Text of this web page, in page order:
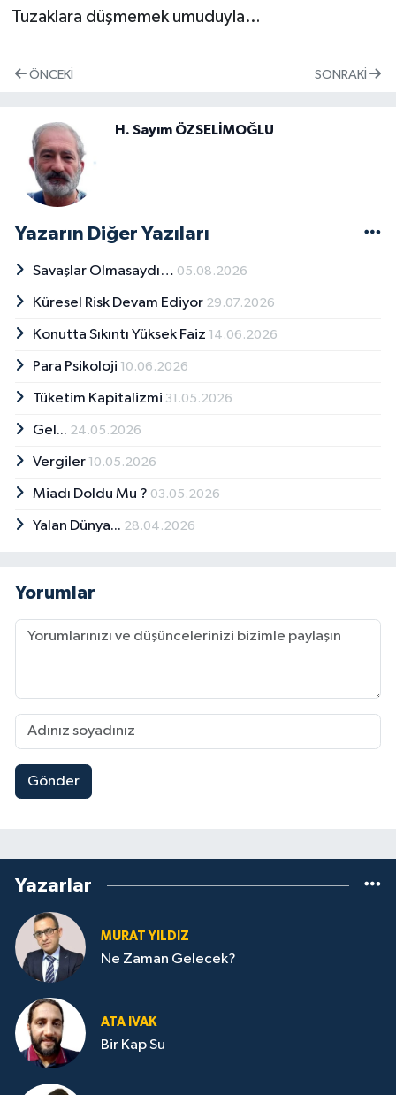
Tuzaklara düşmemek umuduyla…
ÖNCEKI SONRAKI
H. Sayım ÖZSELİMOĞLU
Yazarın Diğer Yazıları
Savaşlar Olmasaydı… 05.08.2026
Küresel Risk Devam Ediyor 29.07.2026
Konutta Sıkıntı Yüksek Faiz 14.06.2026
Para Psikoloji 10.06.2026
Tüketim Kapitalizmi 31.05.2026
Gel... 24.05.2026
Vergiler 10.05.2026
Miadı Doldu Mu ? 03.05.2026
Yalan Dünya... 28.04.2026
Yorumlar
Gönder
Yazarlar
MURAT YILDIZ
Ne Zaman Gelecek?
ATA IVAK
Bir Kap Su